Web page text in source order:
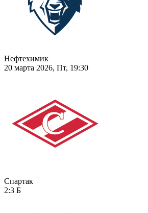
Нефтехимик
20 марта 2026, Пт, 19:30
Спартак
2:3 Б